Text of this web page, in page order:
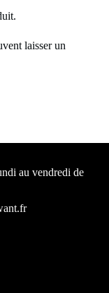
laisser un
au vendredi de